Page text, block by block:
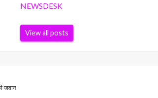
NEWSDESK
View all posts
जवान